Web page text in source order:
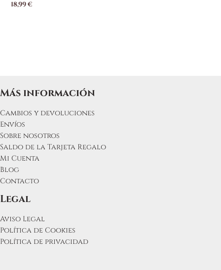
18,99€
Más información
Cambios y devoluciones
Envíos
Sobre nosotros
Saldo de la Tarjeta Regalo
Mi Cuenta
Blog
Contacto
Legal
Aviso Legal
Política de Cookies
Política de privacidad